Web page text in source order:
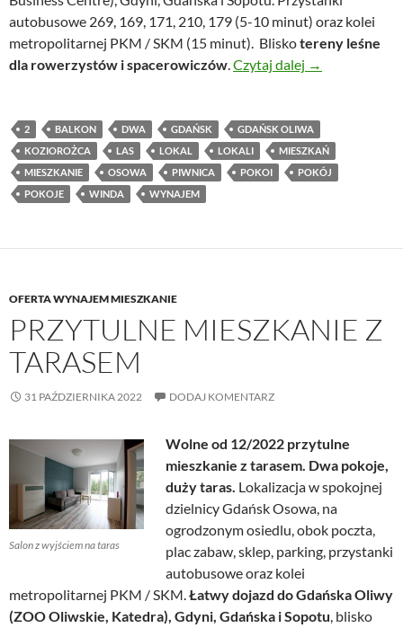
autobusowe 269, 169, 171, 210, 179 (5-10 minut) oraz kolei
metropolitarnej PKM / SKM (15 minut). Bliskotereny leśne
dla rowerzystów i spacerowiczów.Czytaj dalej Dwupokojowe
→
2 BALKON DWA GDAŃSK
GDAŃSK OLIWA
KOZIOROŻCA
LAS LOKAL LOKALI
MIESZKAŃ
MIESZKANIE
OSOWA PIWNICA POKOI
POKÓJ
POKOJE
WINDA WYNAJEM
OFERTA WYNAJEM MIESZKANIE
PRZYTULNE MIESZKANIE Z
TARASEM
31 PAŹDZIERNIKA 2022 DODAJ KOMENTARZ
Salon z wyjściem na taras
Wolne od 12/2022 przytulne
mieszkanie z tarasem. Dwa pokoje,
duży taras. Lokalizacja w spokojnej
dzielnicy Gdańsk Osowa, na
ogrodzonym osiedlu, obok poczta,
plac zabaw, sklep, parking, przystanki
autobusowe oraz kolei
metropolitarnej PKM / SKM.Łatwy dojazd do Gdańska Oliwy
(ZOO Oliwskie, Katedra), Gdyni, Gdańska i Sopotu, blisko